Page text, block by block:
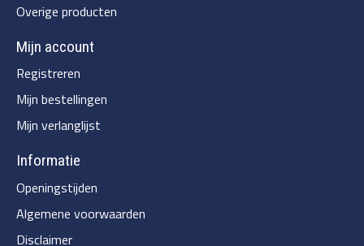
Overige producten
Mijn account
Registreren
Mijn bestellingen
Mijn verlanglijst
Informatie
Openingstijden
Algemene voorwaarden
Disclaimer